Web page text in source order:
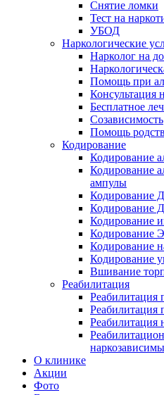
Снятие ломки
Тест на
УБОД
Наркологические
Нарколог на
Помощь при
Консультация
Бесплатное
Созависимость
Помощь
Кодирование
Кодирование
Кодирование
ампулы
Кодирование
Кодирование
Кодирование
Кодирование
Кодирование
Кодирование
Вшивание
Реабилитация
Реабилитация
Реабилитация
Реабилитация
О клинике
Акции
Фото